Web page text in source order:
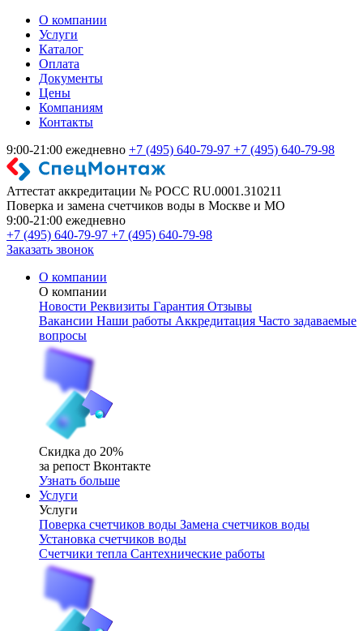
О компании
Услуги
Каталог
Оплата
Документы
Цены
Компаниям
Контакты
9:00-21:00 ежедневно +7 (495) 640-79-97 +7 (495) 640-79-98
Аттестат аккредитации № РОСС RU.0001.310211
Поверка и замена счетчиков воды в Москве и МО
9:00-21:00 ежедневно
+7 (495) 640-79-97 +7 (495) 640-79-98
Заказать звонок
О компании
О компании
Новости Реквизиты Гарантия Отзывы
Вакансии Наши работы Аккредитация Часто задаваемые
вопросы
Скидка до 20%
за репост Вконтакте
Узнать больше
Услуги
Услуги
Поверка счетчиков воды Замена счетчиков воды
Установка счетчиков воды
Счетчики тепла Сантехнические работы